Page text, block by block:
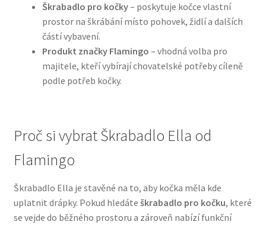
Happy Dog — Německá kvalita a přirozené složení
Hill’s pro psy
Hračky pro psy
N&D Farmina pro psy — Italské holistic krmivo
Oblečky pro psy
Pamlsky pro psy
Škrabadlo pro kočky– poskytuje kočce vlastní
prostor na škrábání místo pohovek, židlí a dalších
částí vybavení.
Produkt značky Flamingo – vhodná volba pro
majitele, kteří vybírají chovatelské potřeby cíleně
podle potřeb kočky.
Proč si vybrat Škrabadlo Ella od
Flamingo
Škrabadlo Ella je stavěné na to, aby kočka měla kde
uplatnit drápky. Pokud hledáte škrabadlo pro kočku, které
se vejde do běžného prostoru a zároveň nabízí funkční